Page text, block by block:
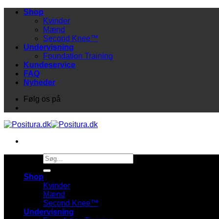
FortsætShop
Kvinder
Mænd
Second Knee™
Undervisning
Foundation Training
Kundeservice
FAQ
Nyheder
Følg os på
Søg
efter:
Shop
Kvinder
Mænd
Second Knee™
Undervisning